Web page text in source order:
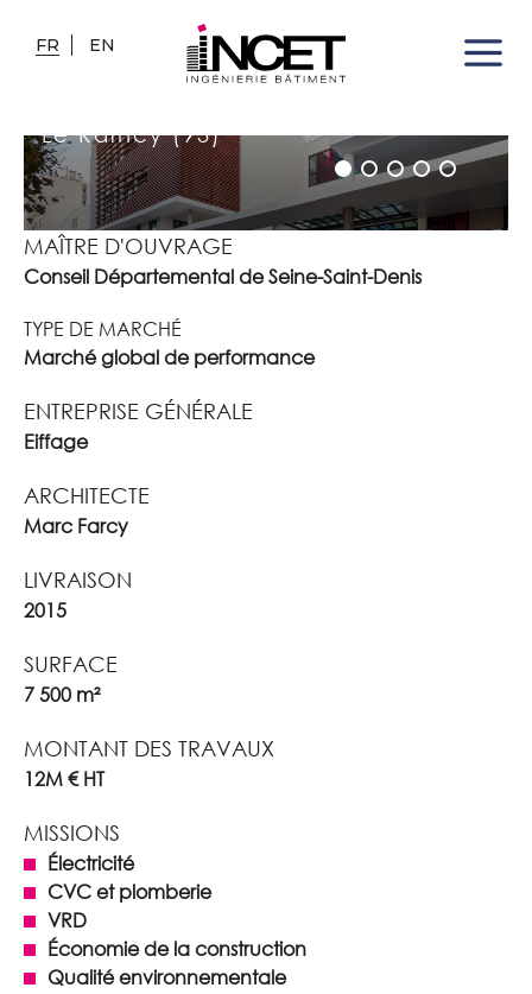
FR EN
COLLÈGE JEAN-BAPTISTE
Le Raincy (93)
MAÎTRE D'OUVRAGE
Conseil Départemental de Seine-Saint-Denis
TYPE DE MARCHÉ
Marché global de performance
ENTREPRISE GÉNÉRALE
Eiffage
ARCHITECTE
Marc Farcy
LIVRAISON
2015
SURFACE
7 500 m²
MONTANT DES TRAVAUX
12M € HT
MISSIONS
Électricité
CVC et plomberie
VRD
Économie de la construction
Qualité environnementale